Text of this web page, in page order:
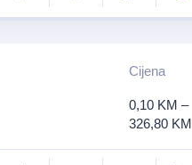
Cijena
0,10 KM –
326,80 KM